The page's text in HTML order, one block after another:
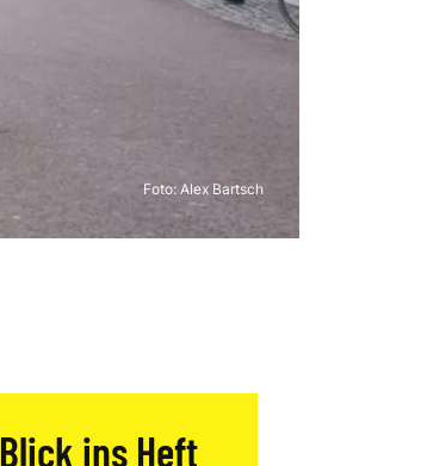
Foto: Alex Bartsch
Blick ins Heft